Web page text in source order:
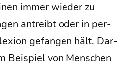
immer wie­der zu
antreibt oder in per­
gefan­gen hält. Dar­
Bei­spiel von Men­schen